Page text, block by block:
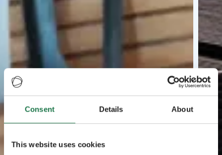
Consent Details About
This website uses cookies